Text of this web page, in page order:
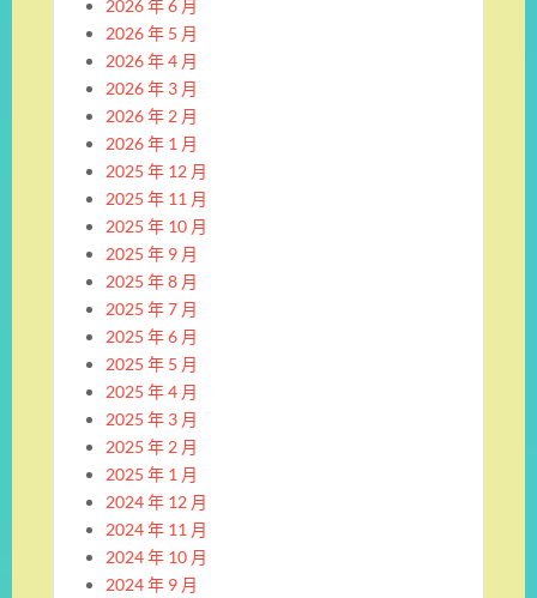
2026 年 6 月
2026 年 5 月
2026 年 4 月
2026 年 3 月
2026 年 2 月
2026 年 1 月
2025 年 12 月
2025 年 11 月
2025 年 10 月
2025 年 9 月
2025 年 8 月
2025 年 7 月
2025 年 6 月
2025 年 5 月
2025 年 4 月
2025 年 3 月
2025 年 2 月
2025 年 1 月
2024 年 12 月
2024 年 11 月
2024 年 10 月
2024 年 9 月